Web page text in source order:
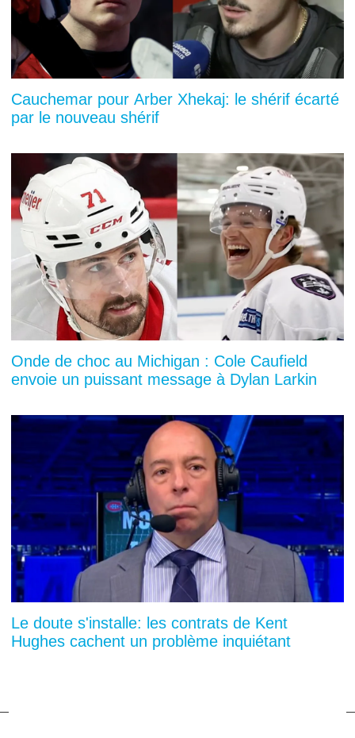
Cauchemar pour Arber Xhekaj: le shérif écarté
par le nouveau shérif
Onde de choc au Michigan : Cole Caufield
envoie un puissant message à Dylan Larkin
Le doute s'installe: les contrats de Kent
Hughes cachent un problème inquiétant